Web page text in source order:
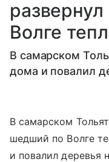
Волге
В самарском
дома и повалил
В самарском
шедший по Волге
и повалил деревья